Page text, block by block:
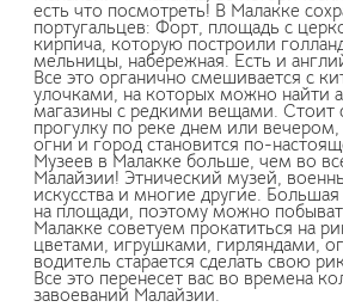
есть что посмотреть! В Малакке
португальцев: Форт, площадь с
кирпича, которую построили
мельницы, набережная. Есть и
Все это органично смешивается с
улочками, на которых можно найти
магазины с редкими вещами. Стоит
прогулку по реке днем или
огни и город становится по-
Музеев в Малакке больше, чем во
Малайзии! Этнический музей,
искусства и многие другие. Большая
на площади, поэтому можно
Малакке советуем прокатиться на
цветами, игрушками, гирляндами,
водитель старается сделать свою
Все это перенесет вас во времена
завоеваний Малайзии.